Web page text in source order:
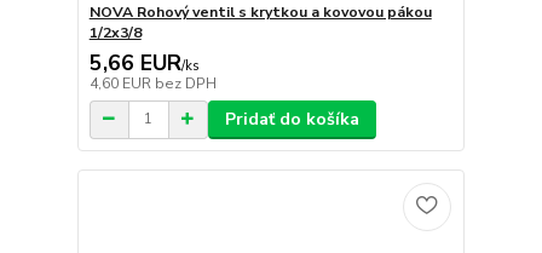
NOVA Rohový ventil s krytkou a kovovou pákou
1/2x3/8
5,66 EUR/ks
4,60 EUR bez DPH
Pridať do košíka